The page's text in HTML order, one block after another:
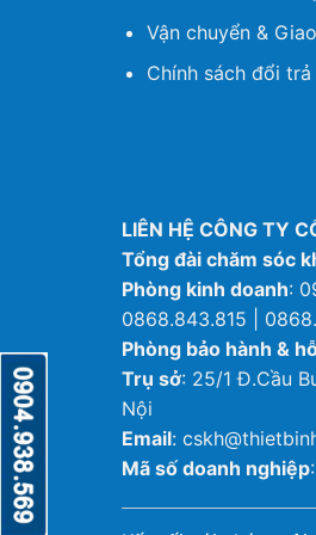
Vận chuyển &
Chính sách đổi trả
LIÊN HỆ CÔNG TY
Tổng đài chăm sóc
Phòng kinh doanh:
0868.843.815 |
Phòng bảo hành &
Trụ sở: 25/1 Đ.Cầu
Nội
Email:
Mã số doanh nghiệp